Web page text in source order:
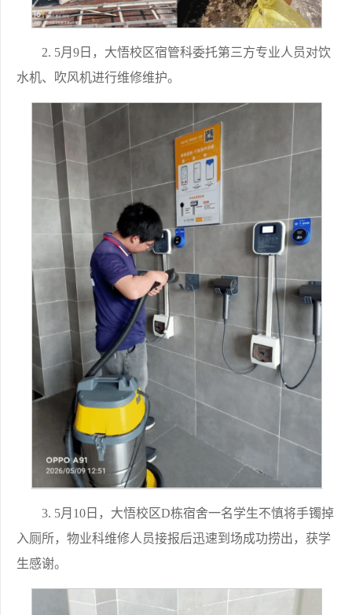
2. 5月9日，大悟校区宿管科委托第三方专业人员对饮
水机、吹风机进行维修维护。
3. 5月10日，大悟校区D栋宿舍一名学生不慎将手镯掉
入厕所，物业科维修人员接报后迅速到场成功捞出，获学
生感谢。